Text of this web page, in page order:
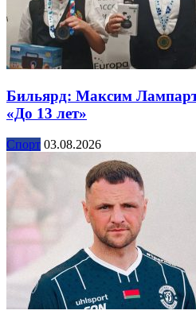
Бильярд: Максим
«До 13 лет»
Спорт 03.08.2026